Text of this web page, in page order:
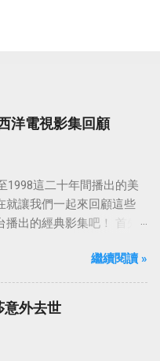
洋電視影集回顧
1998這二十年間播出的美
就讓我們一起來回顧這些
出的經典影集吧！ 首先
Boat），這部影集最早
1986年5月24日於美國
出了249集。 令人懷念的愛
繼續閱讀 »
意外去世